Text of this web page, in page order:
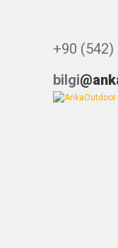
+90 (542)
bilgi